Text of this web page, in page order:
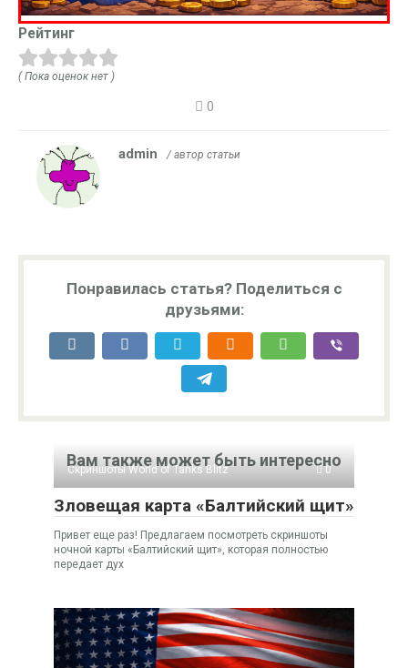
Рейтинг
( Пока оценок нет )
0
admin / автор статьи
Понравилась статья? Поделиться с
друзьями:
Вам также может быть интересно
Скриншоты World of Tanks Blitz 0
Зловещая карта «Балтийский щит»
Привет еще раз! Предлагаем посмотреть скриншоты
ночной карты «Балтийский щит», которая полностью
передает дух